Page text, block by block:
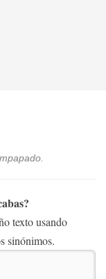
texto usando
sinónimos.